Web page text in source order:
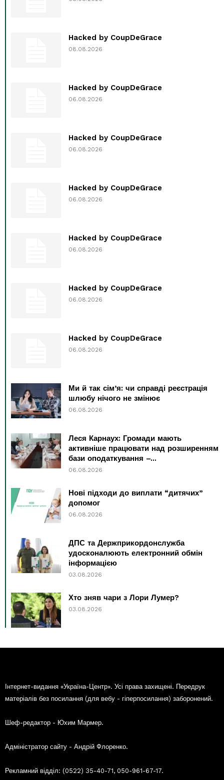
Hacked by CoupDeGrace
08.08.2026
Hacked by CoupDeGrace
06.08.2026
Hacked by CoupDeGrace
06.08.2026
Hacked by CoupDeGrace
06.08.2026
Hacked by CoupDeGrace
06.08.2026
Hacked by CoupDeGrace
06.08.2026
Hacked by CoupDeGrace
06.08.2026
Ми й так сім’я: чи справді реєстрація
шлюбу нічого не змінює
06.08.2026
Леся Карнаух: Громади мають
активніше працювати над розширенням
бази оподаткування –...
06.08.2026
Нові підходи до виплати “дитячих”
допомог
06.08.2026
ДПС та Держприкордонслужба
удосконалюють електронний обмін
інформацією
03.08.2026
Хто зняв чари з Лори Лумер?
03.08.2026
Інтернет-видання «Україна-Центр». Усі права захищені. Передрук
матеріалів без посилання (для вебу - гіперпосилання) заборонений.
Шеф-редактор - Юхим Мармер.
Адміністратор сайту - Андрій Флоренко.
Рекламний відділ: (0522) 35-40-71, 050-961-67-17.